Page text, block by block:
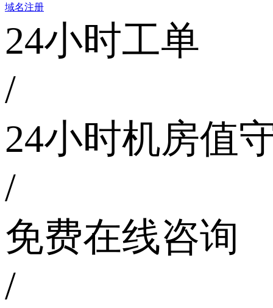
域名注册
24小时工单
/
24小时机房值
/
免费在线咨询
/